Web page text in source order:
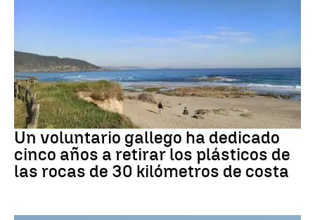
Medio ambiente
Un voluntario gallego ha dedicado
cinco años a retirar los plásticos de
las rocas de 30 kilómetros de costa